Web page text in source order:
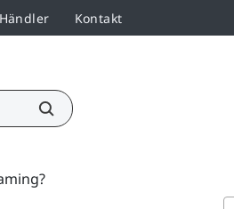
Händler Kontakt